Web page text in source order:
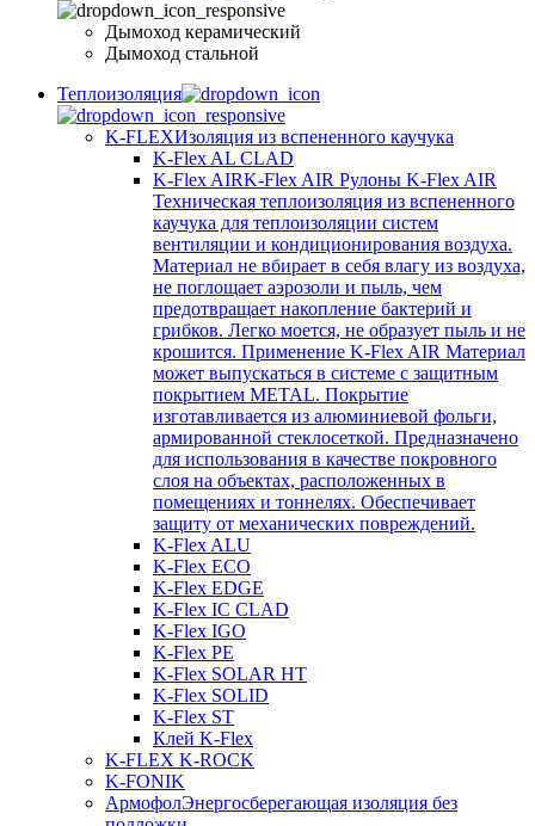
Дымоход керамический
Дымоход стальной
Теплоизоляция
K-FLEXИзоляция из вспененного каучука
K-Flex AL CLAD
K-Flex AIRK-Flex AIR Рулоны K-Flex AIR
Техническая теплоизоляция из вспененного
каучука для теплоизоляции систем
вентиляции и кондиционирования воздуха.
Материал не вбирает в себя влагу из воздуха,
не поглощает аэрозоли и пыль, чем
предотвращает накопление бактерий и
грибков. Легко моется, не образует пыль и не
крошится. Применение K-Flex AIR Материал
может выпускаться в системе c защитным
покрытием METAL. Покрытие
изготавливается из алюминиевой фольги,
армированной стеклосеткой. Предназначено
для использования в качестве покровного
слоя на объектах, расположенных в
помещениях и тоннелях. Обеспечивает
защиту от механических повреждений.
K-Flex ALU
K-Flex ECO
K-Flex EDGE
K-Flex IC CLAD
K-Flex IGO
K-Flex PE
K-Flex SOLAR HT
K-Flex SOLID
K-Flex ST
Клей K-Flex
K-FLEX K-ROCK
K-FONIK
АрмофолЭнергосберегающая изоляция без